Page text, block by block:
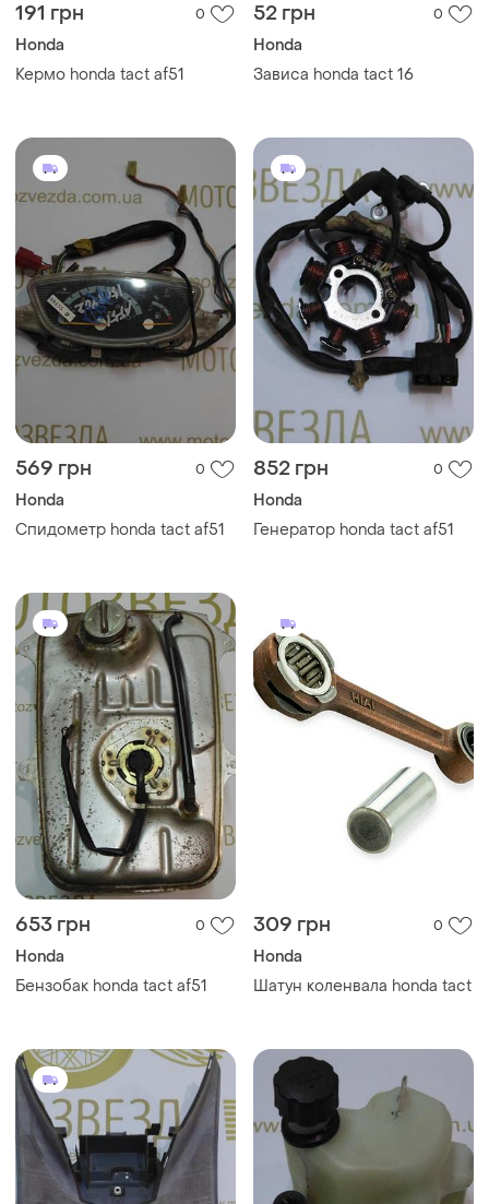
191 грн 0
Honda
Кермо honda tact af51
52 грн 0
Honda
Зависа honda tact 16
569 грн 0
Honda
Спидометр honda tact af51
852 грн 0
Honda
Генератор honda tact af51
653 грн 0
Honda
Бензобак honda tact af51
309 грн 0
Honda
Шатун коленвала honda tact